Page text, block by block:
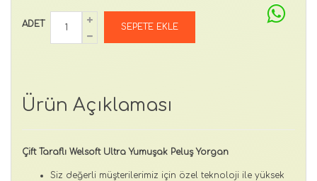
ADET
Ürün Açıklaması
Çift Taraflı Welsoft Ultra Yumuşak Peluş Yorgan
Siz değerli müşterilerimiz için özel teknoloji ile yüksek